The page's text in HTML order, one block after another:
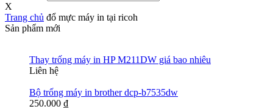
X
Trang chủ đổ mực máy in tại ricoh
Sản phẩm mới
Thay trống máy in HP M211DW giá bao nhiêu
Liên hệ
Bộ trống máy in brother dcp-b7535dw
250.000 ₫